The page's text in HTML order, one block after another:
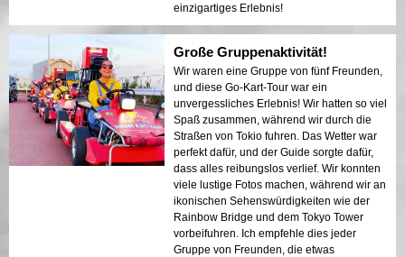
einzigartiges Erlebnis!
Große Gruppenaktivität!
Wir waren eine Gruppe von fünf Freunden,
und diese Go-Kart-Tour war ein
unvergessliches Erlebnis! Wir hatten so viel
Spaß zusammen, während wir durch die
Straßen von Tokio fuhren. Das Wetter war
perfekt dafür, und der Guide sorgte dafür,
dass alles reibungslos verlief. Wir konnten
viele lustige Fotos machen, während wir an
ikonischen Sehenswürdigkeiten wie der
Rainbow Bridge und dem Tokyo Tower
vorbeifuhren. Ich empfehle dies jeder
Gruppe von Freunden, die etwas